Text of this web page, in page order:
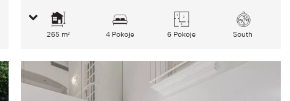
265 m² 4 Pokoje 6 Pokoje South